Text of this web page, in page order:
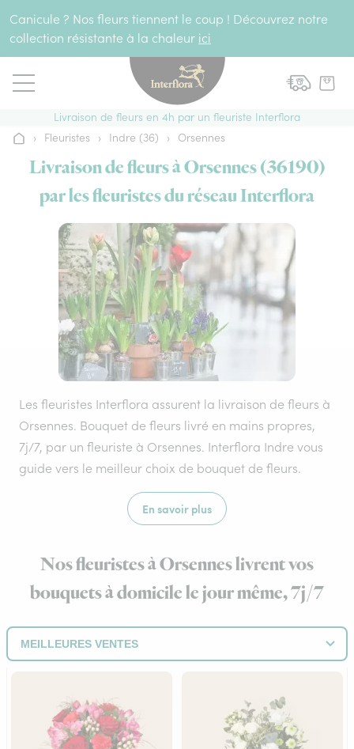
Canicule ? Nos fleurs tiennent le coup ! Découvrez notre
collection résistante à la chaleur ici
Livraison de fleurs en 4h par un fleuriste Interflora
Accueil
› Fleuristes › Indre (36) › Orsennes
Livraison de fleurs à Orsennes (36190)
par les fleuristes du réseau Interflora
Les fleuristes Interflora assurent la livraison de fleurs à
Orsennes. Bouquet de fleurs livré en mains propres,
7j/7, par un fleuriste à Orsennes. Interflora Indre vous
guide vers le meilleur choix de bouquet de fleurs.
En savoir plus
Nos fleuristes à Orsennes livrent vos
bouquets à domicile le jour même, 7j/7